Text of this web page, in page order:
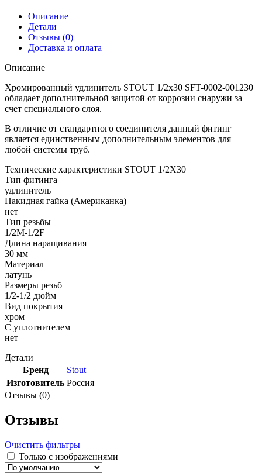
Описание
Детали
Отзывы (0)
Доставка и оплата
Описание
Хромированный удлинитель STOUT 1/2х30 SFT-0002-001230
обладает дополнительной защитой от коррозии снаружи за
счет специального слоя.
В отличие от стандартного соединителя данный фитинг
является единственным дополнительным элементов для
любой системы труб.
Технические характеристики STOUT 1/2X30
Тип фитинга
удлинитель
Накидная гайка (Американка)
нет
Тип резьбы
1/2М-1/2F
Длина наращивания
30 мм
Материал
латунь
Размеры резьб
1/2-1/2 дюйм
Вид покрытия
хром
С уплотнителем
нет
Детали
Бренд
Stout
Изготовитель Россия
Отзывы (0)
Отзывы
Очистить фильтры
Только с изображениями